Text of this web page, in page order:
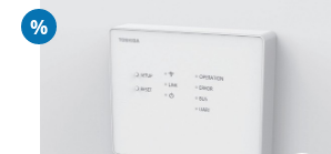
Rabatt
%